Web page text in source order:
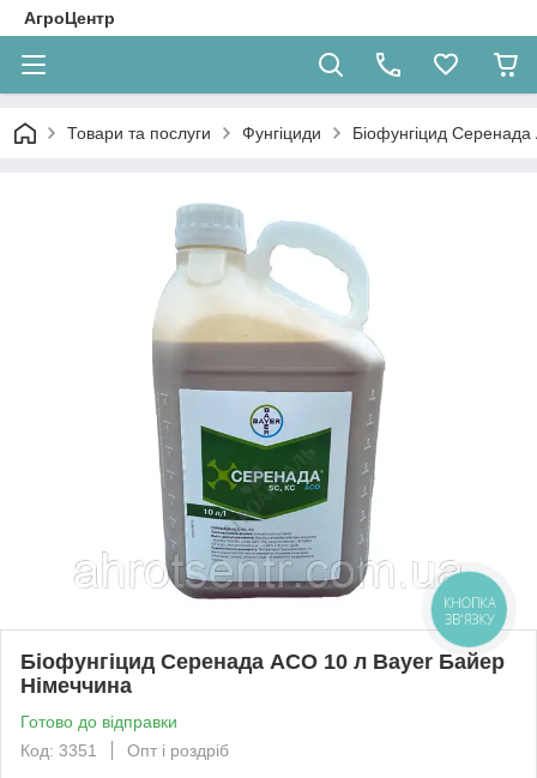
АгроЦентр
Товари та послуги Фунгіциди Біофунгіцид
Біофунгіцид Серенада АСО 10 л Bayer Байер
Німеччина
Готово до відправки
Код: 3351
Опт і роздріб
КНОПКА
ЗВ'ЯЗКУ